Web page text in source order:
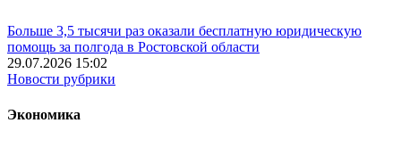
Больше 3,5 тысячи раз оказали бесплатную юридическую
помощь за полгода в Ростовской области
29.07.2026 15:02
Новости рубрики
Экономика